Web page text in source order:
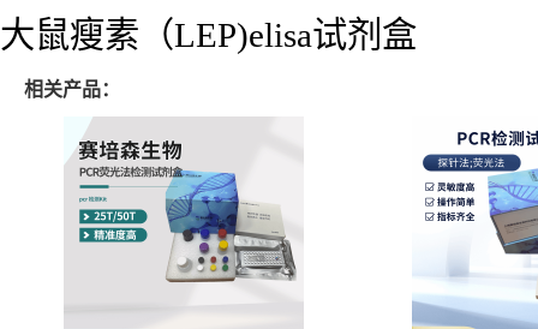
大鼠瘦素（LEP)elisa试剂盒
相关产品：